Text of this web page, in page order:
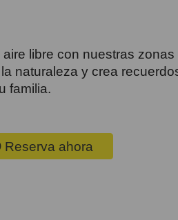
libre con nuestras zonas
naturaleza y crea
familia.
Reserva ahora